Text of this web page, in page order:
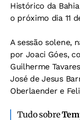
Histórico da
o próximo dia 11
A sessão solene,
por Joaci Góes,
Guilherme
José de Jesus
Oberlaender e
Tudo sobre